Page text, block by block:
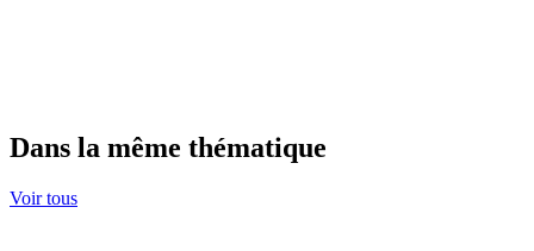
Dans la même thématique
Voir tous